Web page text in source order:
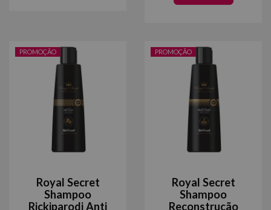
PROMOÇÃO
Royal Secret
Shampoo
Rickiparodi Anti
PROMOÇÃO
Royal Secret
Shampoo
Reconstrução